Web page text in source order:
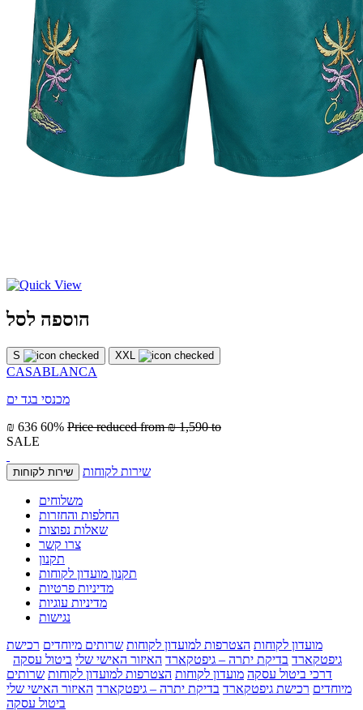
הוספה לסל
S XXL
CASABLANCA
מכנסי בגד ים
₪ 636 60% Price reduced from₪ 1,590 to
SALE
שירות לקוחות שירות לקוחות
משלוחים
החלפות והחזרות
שאלות נפוצות
צרו קשר
תקנון
תקנון מועדון לקוחות
מדיניות פרטיות
מדיניות עוגיות
נגישות
מועדון לקוחות הצטרפות למועדון לקוחות שרותים מיוחדים רכישת
גיפטקארד בדיקת יתרה – גיפטקארד האיזור האישי שלי ביטול עסקה
דרכי ביטול עסקה מועדון לקוחות הצטרפות למועדון לקוחות שרותים
מיוחדים רכישת גיפטקארד בדיקת יתרה – גיפטקארד האיזור האישי שלי
ביטול עסקה